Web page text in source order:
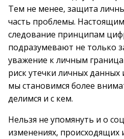
Тем не менее, защита
часть проблемы.
следование принципам
подразумевают не только
уважение к личным
риск утечки личных данных
мы становимся более
делимся и с кем.
Нельзя не упомянуть и о
изменениях, происходящих